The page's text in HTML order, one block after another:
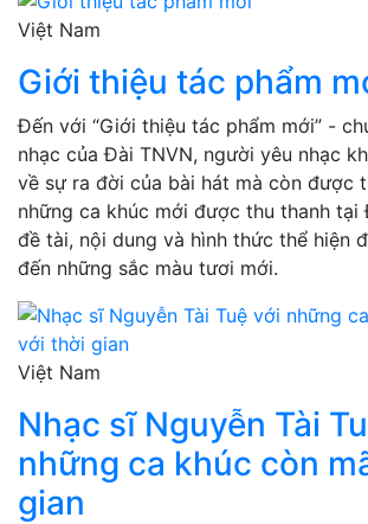
Việt Nam
Giới thiệu tác phẩm
Đến với “Giới thiệu tác phẩm mới” -
nhạc của Đài TNVN, người yêu nhạc
về sự ra đời của bài hát mà còn được
những ca khúc mới được thu thanh tại
đề tài, nội dung và hình thức thể hiện
đến những sắc màu tươi mới.
Việt Nam
Nhạc sĩ Nguyễn Tài
những ca khúc còn
gian